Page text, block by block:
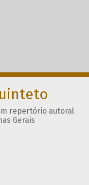
repertório autoral
Gerais